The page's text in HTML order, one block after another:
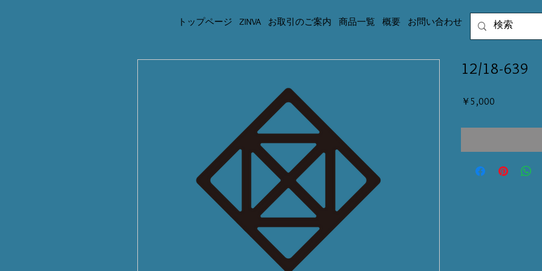
トップページ ZINVA お取引のご案内 商品一覧 概要 お問い合わせ
12/18-639
￥5,000